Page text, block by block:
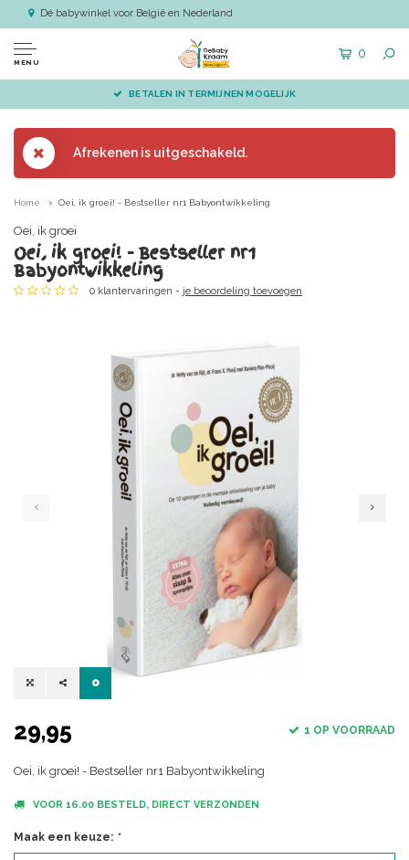
Dé babywinkel voor België en Nederland
MENU
0
BETALEN IN TERMIJNEN MOGELIJK
Afrekenen is uitgeschakeld.
Home Oei, ik groei! - Bestseller nr1 Babyontwikkeling
Oei, ik groei
Oei, ik groei! - Bestseller nr1
Babyontwikkeling
0 klantervaringen - je beoordeling toevoegen
29,95 1 OP VOORRAAD
Oei, ik groei! - Bestseller nr1 Babyontwikkeling
VOOR 16.00 BESTELD, DIRECT VERZONDEN
Maak een keuze: *